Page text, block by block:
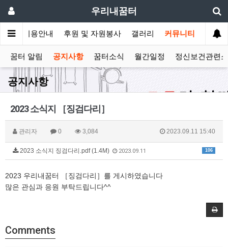
우리내꿈터
내 이용안내 후원 및 자원봉사 갤러리 커뮤니티
꿈터 알림 공지사항 꿈터소식 월간일정 정신보건관련
공지사항
2023 소식지 ［징검다리］
관리자 0 3,084 2023.09.11 15:40
106
2023 소식지 징검다리.pdf (1.4M) 2023.09.11
2023 우리내꿈터 ［징검다리］를 게시하였습니다
많은 관심과 응원 부탁드립니다^^
Comments